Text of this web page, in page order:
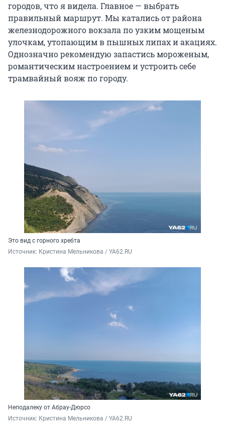
городов, что я видела. Главное — выбрать
правильный маршрут. Мы катались от района
железнодорожного вокзала по узким мощеным
улочкам, утопающим в пышных липах и акациях.
Однозначно рекомендую запастись мороженым,
романтическим настроением и устроить себе
трамвайный вояж по городу.
Это вид с горного хребта
Источник: Кристина Мельникова / YA62.RU
Неподалеку от Абрау-Дюрсо
Источник: Кристина Мельникова / YA62.RU